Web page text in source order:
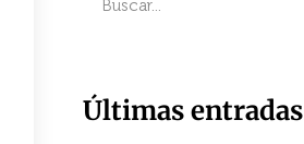
Últimas entradas